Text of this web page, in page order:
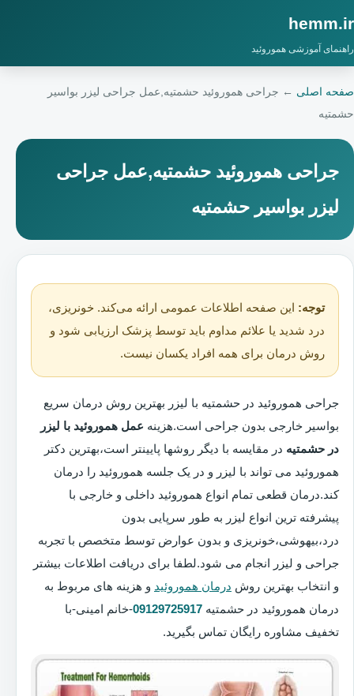
hemm.ir
راهنمای آموزشی هموروئید
صفحه اصلی ← جراحی هموروئید حشمتیه,عمل جراحی لیزر بواسیر
حشمتیه
جراحی هموروئید حشمتیه,عمل جراحی
لیزر بواسیر حشمتیه
توجه: این صفحه اطلاعات عمومی ارائه می‌کند. خونریزی،
درد شدید یا علائم مداوم باید توسط پزشک ارزیابی شود و
روش درمان برای همه افراد یکسان نیست.
جراحی هموروئید در حشمتیه با لیزر بهترین روش درمان سریع
بواسیر خارجی بدون جراحی است.هزینه عمل هموروئید با لیزر
در حشمتیه در مقایسه با دیگر روشها پایینتر است،بهترین دکتر
هموروئید می تواند با لیزر و در یک جلسه هموروئید را درمان
کند.درمان قطعی تمام انواع هموروئید داخلی و خارجی با
پیشرفته ترین انواع لیزر به طور سرپایی بدون
درد،بیهوشی،خونریزی و بدون عوارض توسط متخصص با تجربه
جراحی و لیزر انجام می شود.لطفا برای دریافت اطلاعات بیشتر
و انتخاب بهترین روش درمان هموروئید و هزینه های مربوط به
درمان هموروئید در حشمتیه 09129725917-خانم امینی-با
تخفیف مشاوره رایگان تماس بگیرید.